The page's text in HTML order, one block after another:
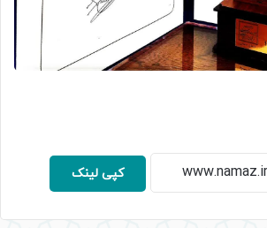
کپی لینک